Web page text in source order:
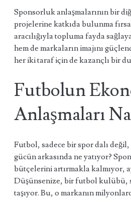
Sponsorluk anlaşmalarının bir
projelerine katkıda bulunma
aracılığıyla topluma fayda
hem de markaların imajını
her iki taraf için de kazançlı bir
Futbolun
Anlaşmaları
Futbol, sadece bir spor dalı
gücün arkasında ne yatıyor?
bütçelerini artırmakla kalmıyor,
Düşünsenize, bir futbol kulübü,
taşıyor. Bu, o markanın